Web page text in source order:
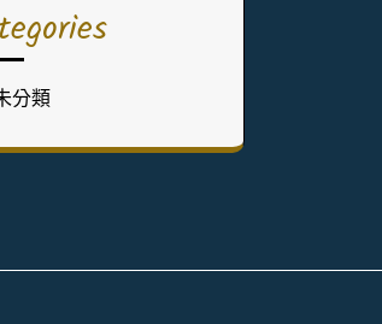
分類